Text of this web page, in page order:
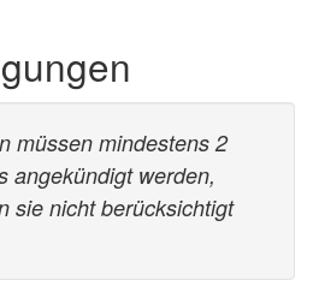
müssen mindestens 2
angekündigt werden,
sie nicht berücksichtigt